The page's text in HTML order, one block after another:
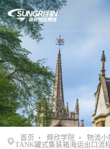
首页 舜欣学院 物流小
TANK罐式集装箱海运出口流